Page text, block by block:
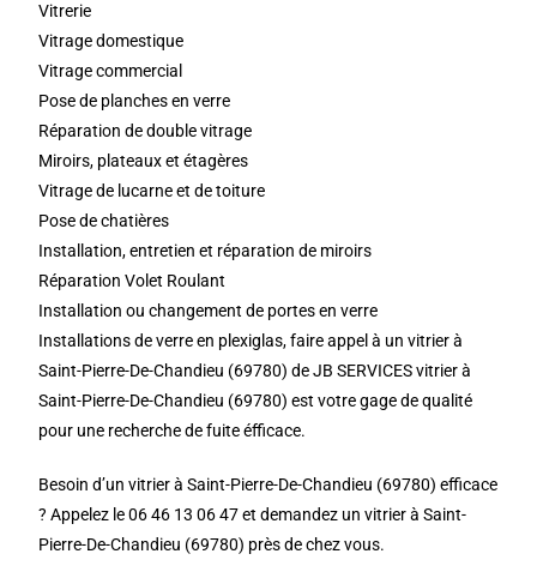
Vitrerie
Vitrage domestique
Vitrage commercial
Pose de planches en verre
Réparation de double vitrage
Miroirs, plateaux et étagères
Vitrage de lucarne et de toiture
Pose de chatières
Installation, entretien et réparation de miroirs
Réparation Volet Roulant
Installation ou changement de portes en verre
Installations de verre en plexiglas, faire appel à un vitrier à
Saint-Pierre-De-Chandieu (69780) de JB SERVICES vitrier à
Saint-Pierre-De-Chandieu (69780) est votre gage de qualité
pour une recherche de fuite éfficace.
Besoin d’un vitrier à Saint-Pierre-De-Chandieu (69780) efficace
? Appelez le 06 46 13 06 47 et demandez un vitrier à Saint-
Pierre-De-Chandieu (69780) près de chez vous.